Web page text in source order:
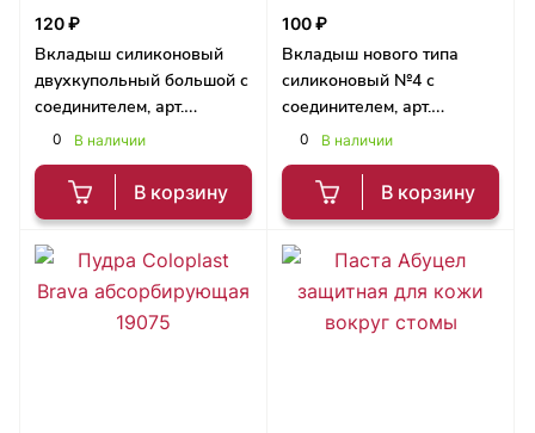
120 ₽
Вкладыш силиконовый
двухкупольный большой с
соединителем, арт.
0411129
0 В наличии
В корзину
100 ₽
Вкладыш нового типа
силиконовый №4 с
соединителем, арт.
0401144
0 В наличии
В корзину